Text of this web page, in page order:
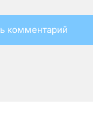
комментарий